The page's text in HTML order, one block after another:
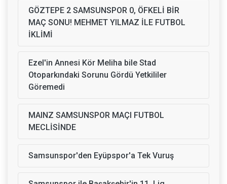
GÖZTEPE 2 SAMSUNSPOR 0, ÖFKELİ BİR
MAÇ SONU! MEHMET YILMAZ İLE FUTBOL
İKLİMİ
Ezel'in Annesi Kör Meliha bile Stad
Otoparkındaki Sorunu Gördü Yetkililer
Göremedi
MAINZ SAMSUNSPOR MAÇI FUTBOL
MECLİSİNDE
Samsunspor'den Eyüpspor'a Tek Vuruş